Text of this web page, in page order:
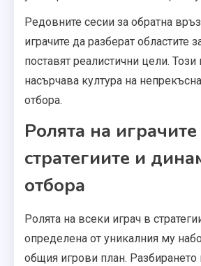
Редовните сесии за обратна
играчите да разберат областите
поставят реалистични цели. Този
насърчава култура на
отбора.
Ролята на играчите
стратегиите и
отбора
Ролята на всеки играч в
определена от уникалния му
общия игрови план. Разбирането